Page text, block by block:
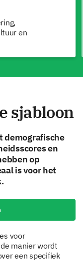
en
sjabloon
demografische
en
op
is voor het
voor
manier wordt
een specifiek